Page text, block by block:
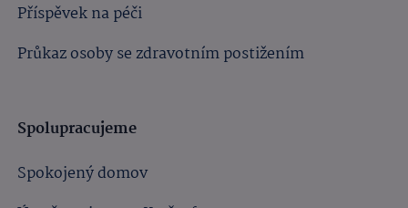
Příspěvek na péči
Průkaz osoby se zdravotním postižením
Spolupracujeme
Spokojený domov